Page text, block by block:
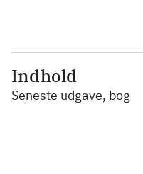
Indhold
Seneste udgave, bog